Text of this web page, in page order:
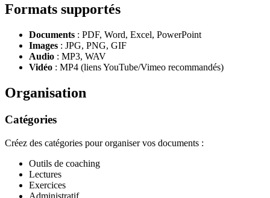
Formats supportés
Documents : PDF, Word, Excel, PowerPoint
Images : JPG, PNG, GIF
Audio : MP3, WAV
Vidéo : MP4 (liens YouTube/Vimeo recommandés)
Organisation
Catégories
Créez des catégories pour organiser vos documents :
Outils de coaching
Lectures
Exercices
Administratif